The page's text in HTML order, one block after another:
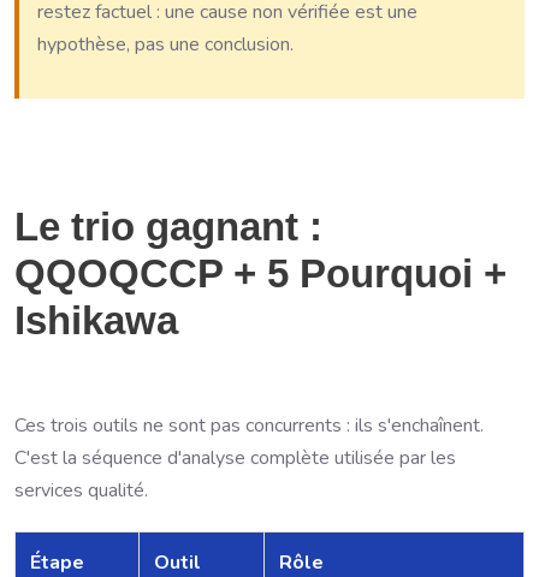
restez factuel : une cause non vérifiée est une
hypothèse, pas une conclusion.
Le trio gagnant :
QQOQCCP + 5 Pourquoi +
Ishikawa
Ces trois outils ne sont pas concurrents : ils s'enchaînent.
C'est la séquence d'analyse complète utilisée par les
services qualité.
Étape Outil Rôle